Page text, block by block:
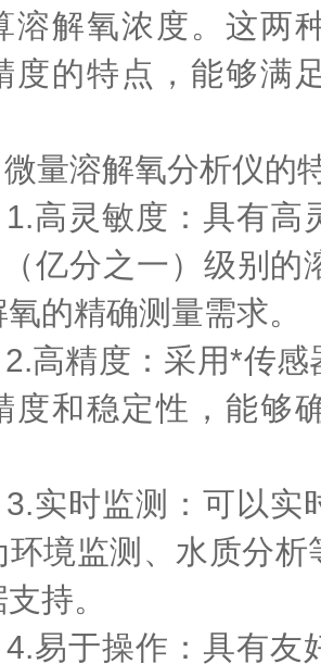
溶解氧浓度。这两
度的特点，能够满
微量溶解氧分析仪的
灵敏度：具有高
亿分之一）级别的
的精确测量需求。
精度：采用*传感
度和稳定性，能够
时监测：可以实
环境监测、水质分
持。
于操作：具有友